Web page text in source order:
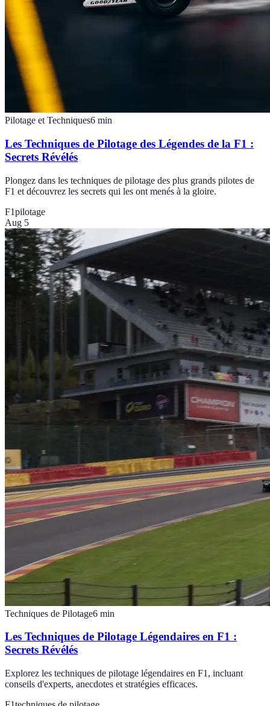
Pilotage et Techniques6 min
Les Techniques de Pilotage des Légendes de la F1 :
Secrets Révélés
Plongez dans les techniques de pilotage des plus grands pilotes de
F1 et découvrez les secrets qui les ont menés à la gloire.
F1pilotage
Aug 5
Techniques de Pilotage6 min
Les Techniques de Pilotage Légendaires en F1 :
Secrets Révélés
Explorez les techniques de pilotage légendaires en F1, incluant
conseils d'experts, anecdotes et stratégies efficaces.